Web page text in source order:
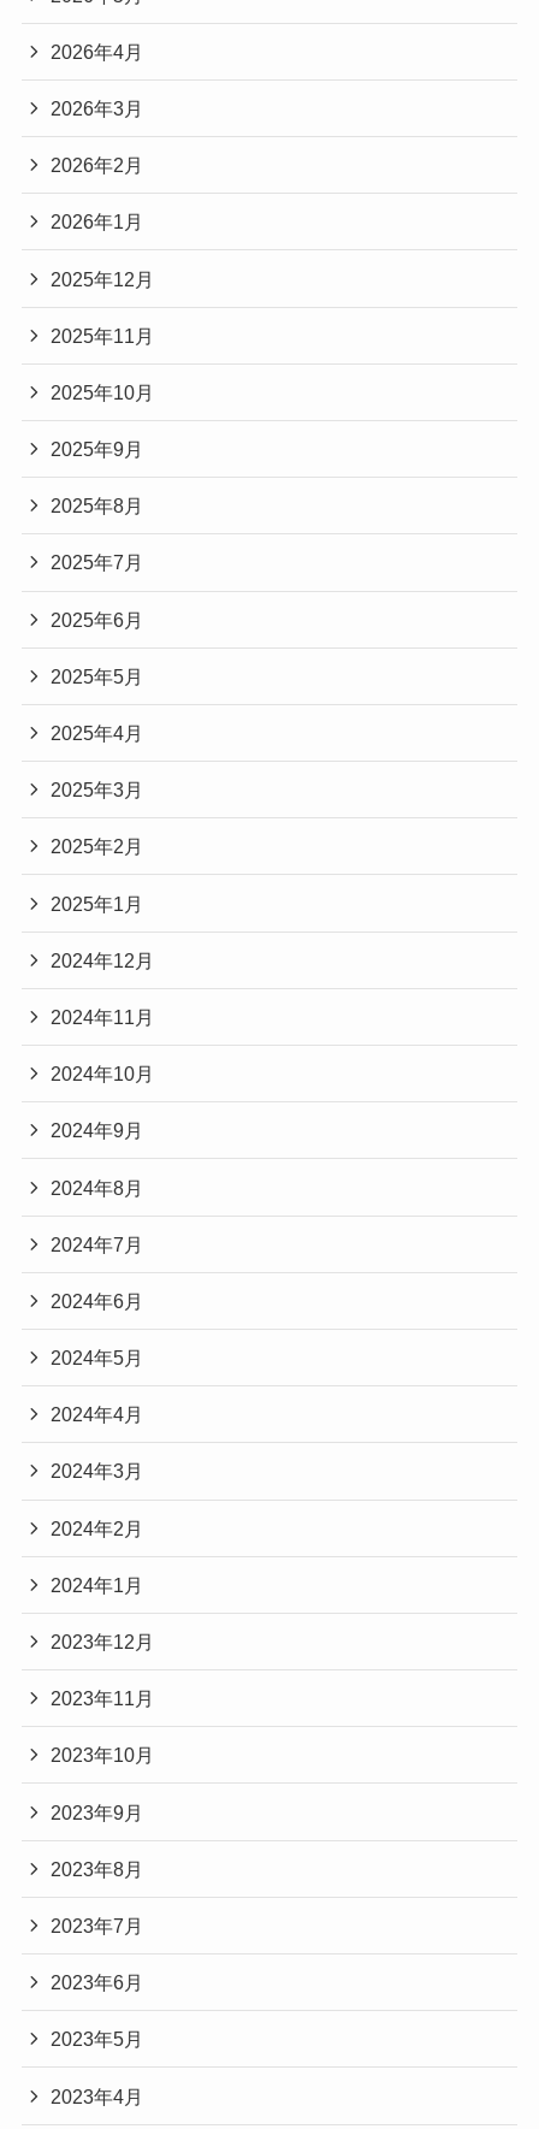
2026年4月
2026年3月
2026年2月
2026年1月
2025年12月
2025年11月
2025年10月
2025年9月
2025年8月
2025年7月
2025年6月
2025年5月
2025年4月
2025年3月
2025年2月
2025年1月
2024年12月
2024年11月
2024年10月
2024年9月
2024年8月
2024年7月
2024年6月
2024年5月
2024年4月
2024年3月
2024年2月
2024年1月
2023年12月
2023年11月
2023年10月
2023年9月
2023年8月
2023年7月
2023年6月
2023年5月
2023年4月